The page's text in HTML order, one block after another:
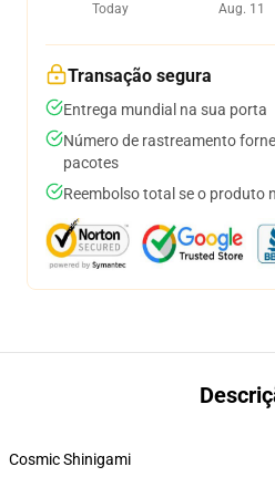
Today
Aug. 11
Transação segura
Entrega mundial na sua porta
Número de rastreamento
pacotes
Reembolso total se o produto
Cosmic Shinigami